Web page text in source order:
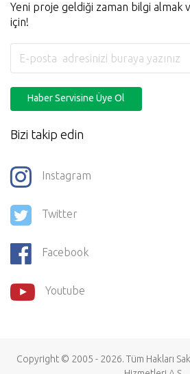
Yeni proje geldiği zaman bilgi almak
için!
Haber Servisine Üye Ol
Bizi takip edin
Instagram
Twitter
Facebook
Youtube
Copyright © 2005 - 2026. Tüm Hakları